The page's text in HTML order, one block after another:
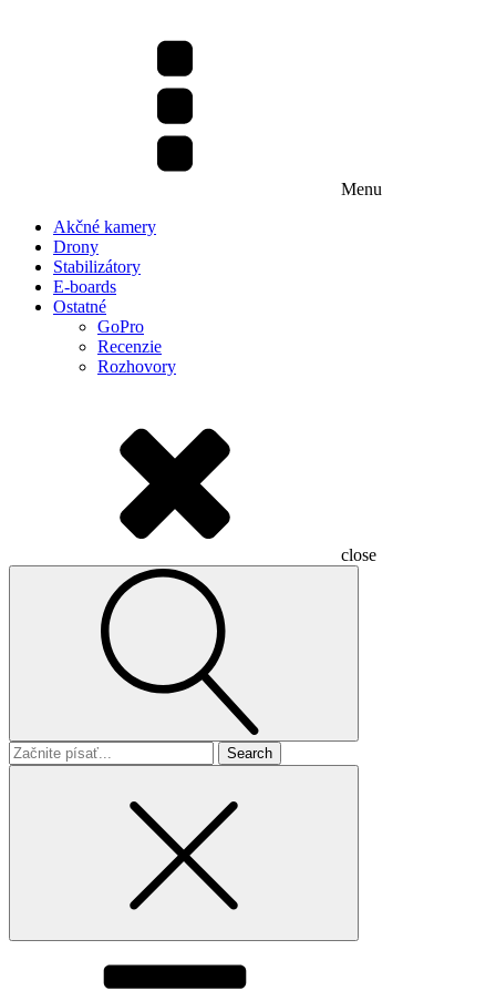
Menu
Akčné kamery
Drony
Stabilizátory
E-boards
Ostatné
GoPro
Recenzie
Rozhovory
close
Search
for